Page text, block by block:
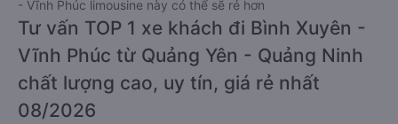
- Vĩnh Phúc limousine này có thể sẽ rẻ hơn
Tư vấn TOP 1 xe khách đi Bình Xuyên -
Vĩnh Phúc từ Quảng Yên - Quảng Ninh
chất lượng cao, uy tín, giá rẻ nhất
08/2026